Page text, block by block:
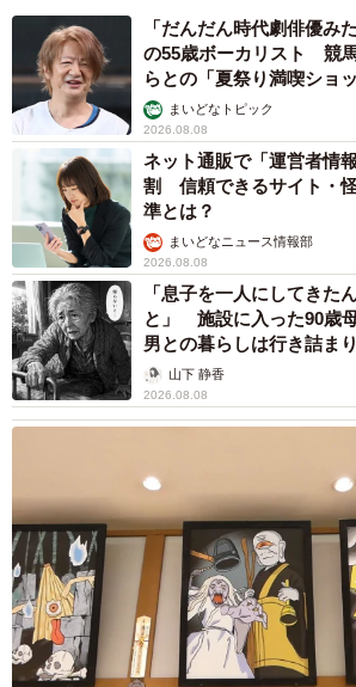
「だんだん時代劇俳優み
の55歳ボーカリスト 競
らとの「夏祭り満喫ショ
まいどなトピック
2026.08.08
ネット通販で「運営者情
割 信頼できるサイト・
準とは？
まいどなニュース情報部
2026.08.08
「息子を一人にしてきた
と」 施設に入った90歳
男との暮らしは行き詰ま
から】山下 静香
2026.08.08